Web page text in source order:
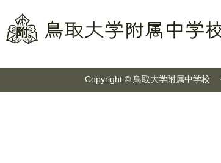
Copyright © 鳥取大学附属中学校